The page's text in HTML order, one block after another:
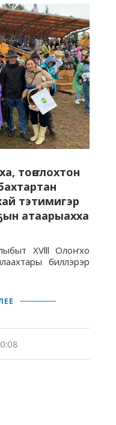
тоҥолохтон
тэтимигэр
атаарыахха
XVlll Олоҥхо
биллэрэр